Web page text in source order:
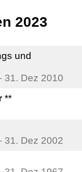
2023
und
31. Dez 2010
**
31. Dez 2002